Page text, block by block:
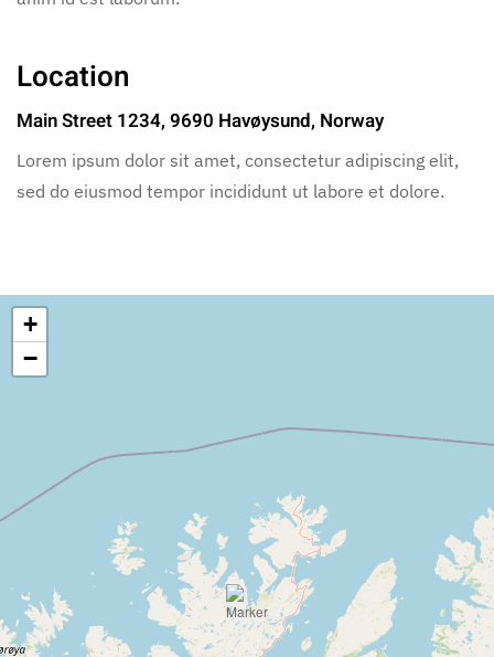
Location
Main Street 1234, 9690 Havøysund, Norway
Lorem ipsum dolor sit amet, consectetur adipiscing elit,
sed do eiusmod tempor incididunt ut labore et dolore.
+
−